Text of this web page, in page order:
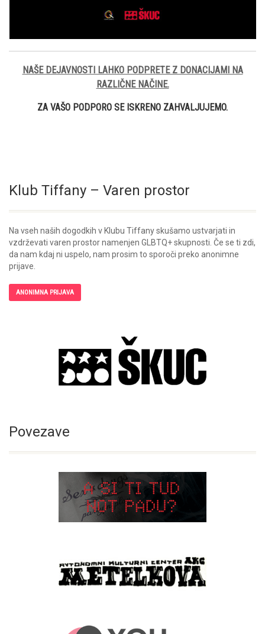
NAŠE DEJAVNOSTI LAHKO PODPRETE Z DONACIJAMI NA
RAZLIČNE NAČINE.
ZA VAŠO PODPORO SE ISKRENO ZAHVALJUJEMO.
Klub Tiffany – Varen prostor
Na vseh naših dogodkih v Klubu Tiffany skušamo ustvarjati in
vzdrževati varen prostor namenjen GLBTQ+ skupnosti. Če se ti zdi,
da nam kdaj ni uspelo, nam prosim to sporoči preko anonimne
prijave.
ANONIMNA PRIJAVA
Povezave